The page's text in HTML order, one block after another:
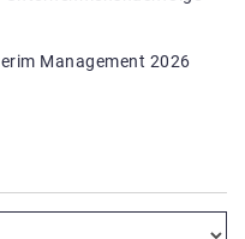
Management 2026